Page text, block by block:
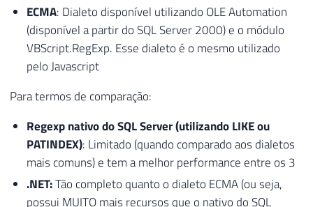
ECMA: Dialeto disponível utilizando OLE Automation
(disponível a partir do SQL Server 2000) e o módulo
VBScript.RegExp. Esse dialeto é o mesmo utilizado
pelo Javascript
Para termos de comparação:
Regexp nativo do SQL Server (utilizando LIKE ou
PATINDEX): Limitado (quando comparado aos dialetos
mais comuns) e tem a melhor performance entre os 3
.NET:Tão completo quanto o dialeto ECMA (ou seja,
possui MUITO mais recursos que o nativo do SQL